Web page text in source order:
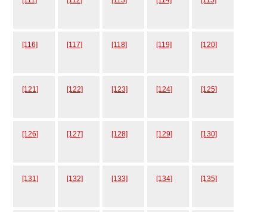
[116] [117] [118] [119] [120]
[121] [122] [123] [124] [125]
[126] [127] [128] [129] [130]
[131] [132] [133] [134] [135]